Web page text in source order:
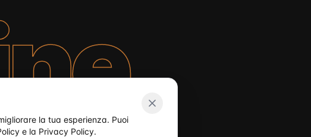
la tua esperienza. Puoi
e la Privacy Policy.